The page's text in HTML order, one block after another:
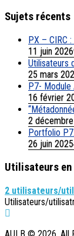
Sujets récents
PX – CIRC
11 juin
Utilisateurs
25 mars
P7- Module
16 février
2
Portfolio
26 juin
Utilisateurs
2 utilisateurs/
Utilisateurs/